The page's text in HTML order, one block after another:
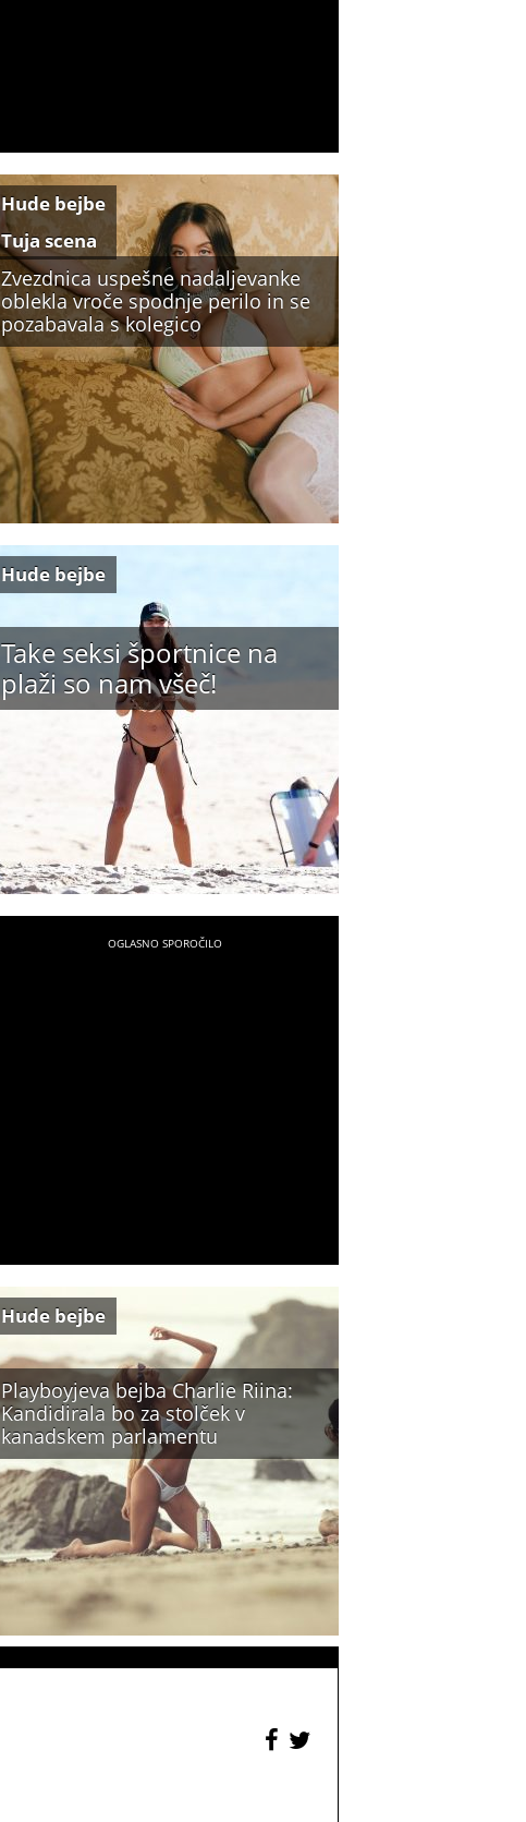
Zvezdnica uspešne nadaljevanke
oblekla vroče spodnje perilo in se
pozabavala s kolegico
Hude bejbe
Tuja scena
Take seksi športnice na
plaži so nam všeč!
Hude bejbe
Playboyjeva bejba Charlie Riina:
Kandidirala bo za stolček v
kanadskem parlamentu
Hude bejbe